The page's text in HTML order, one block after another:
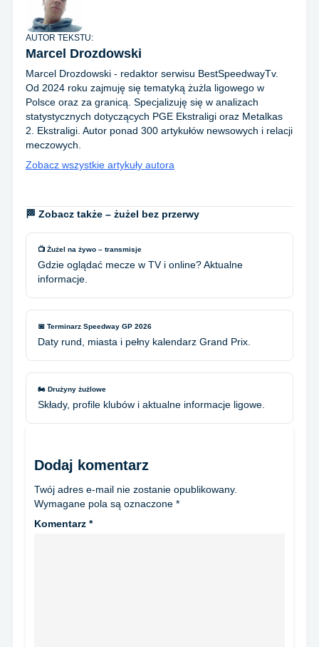
AUTOR TEKSTU:
Marcel Drozdowski
Marcel Drozdowski - redaktor serwisu BestSpeedwayTv.
Od 2024 roku zajmuję się tematyką żużla ligowego w
Polsce oraz za granicą. Specjalizuję się w analizach
statystycznych dotyczących PGE Ekstraligi oraz Metalkas
2. Ekstraligi. Autor ponad 300 artykułów newsowych i relacji
meczowych.
Zobacz wszystkie artykuły autora
🏁 Zobacz także – żużel bez przerwy
📺 Żużel na żywo – transmisje
Gdzie oglądać mecze w TV i online? Aktualne
informacje.
📅 Terminarz Speedway GP 2026
Daty rund, miasta i pełny kalendarz Grand Prix.
🏍️ Drużyny żużlowe
Składy, profile klubów i aktualne informacje ligowe.
Dodaj komentarz
Twój adres e-mail nie zostanie opublikowany.
Wymagane pola są oznaczone *
Komentarz *